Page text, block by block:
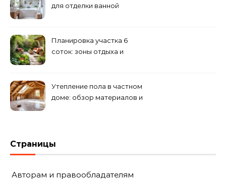
для отделки ванной
Планировка участка 6
соток: зоны отдыха и
Утепление пола в частном
доме: обзор материалов и
Страницы
Авторам и правообладателям